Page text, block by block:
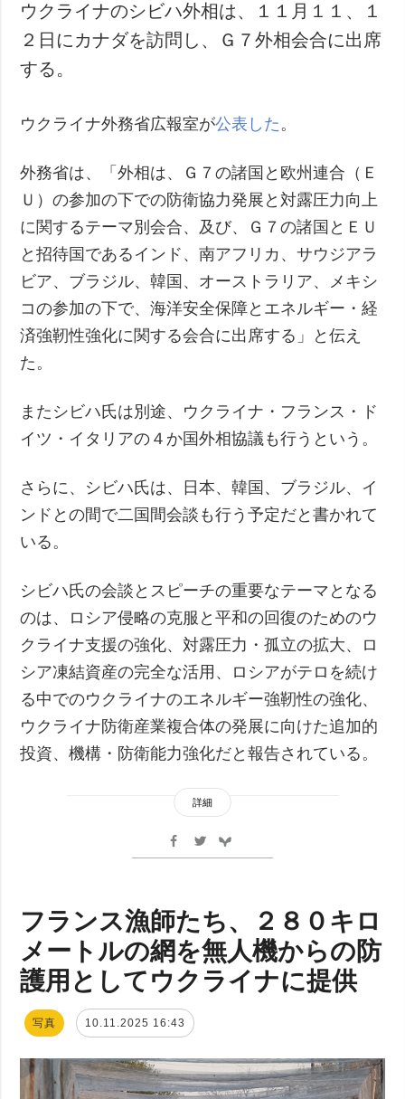
ウクライナのシビハ外相は、１１月１１、１
２日にカナダを訪問し、Ｇ７外相会合に出席
する。
ウクライナ外務省広報室が公表した。
外務省は、「外相は、Ｇ７の諸国と欧州連合（Ｅ
Ｕ）の参加の下での防衛協力発展と対露圧力向上
に関するテーマ別会合、及び、Ｇ７の諸国とＥＵ
と招待国であるインド、南アフリカ、サウジアラ
ビア、ブラジル、韓国、オーストラリア、メキシ
コの参加の下で、海洋安全保障とエネルギー・経
済強靭性強化に関する会合に出席する」と伝え
た。
またシビハ氏は別途、ウクライナ・フランス・ド
イツ・イタリアの４か国外相協議も行うという。
さらに、シビハ氏は、日本、韓国、ブラジル、イ
ンドとの間で二国間会談も行う予定だと書かれて
いる。
シビハ氏の会談とスピーチの重要なテーマとなる
のは、ロシア侵略の克服と平和の回復のためのウ
クライナ支援の強化、対露圧力・孤立の拡大、ロ
シア凍結資産の完全な活用、ロシアがテロを続け
る中でのウクライナのエネルギー強靭性の強化、
ウクライナ防衛産業複合体の発展に向けた追加的
投資、機構・防衛能力強化だと報告されている。
詳細
フランス漁師たち、２８０キロ
メートルの網を無人機からの防
護用としてウクライナに提供
写真 10.11.2025 16:43